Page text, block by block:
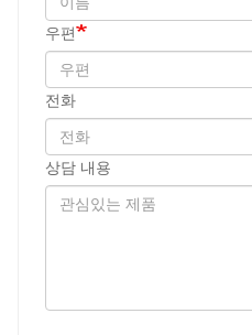
우편
전화
상담 내용